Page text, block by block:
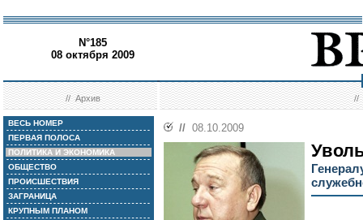
N°185
08 октября 2009
//Архив //
ВЕСЬ НОМЕР
ПЕРВАЯ ПОЛОСА
ПОЛИТИКА И ЭКОНОМИКА
ОБЩЕСТВО
ПРОИСШЕСТВИЯ
ЗАГРАНИЦА
КРУПНЫМ ПЛАНОМ
// 08.10.2009